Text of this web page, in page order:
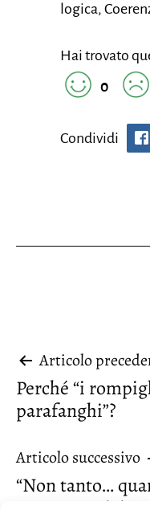
logica,
Hai trovato
0
Condividi
articoli
Articolo
Perché “i
parafanghi”?
Articolo successivo
“Non tanto…